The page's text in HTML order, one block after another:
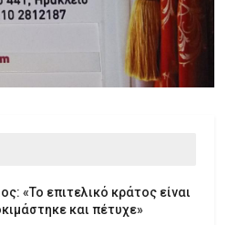
«Το επιτελικό κράτος είναι
και πέτυχε»